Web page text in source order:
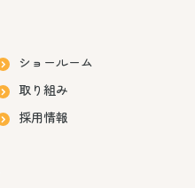
ショールーム
取り組み
採用情報